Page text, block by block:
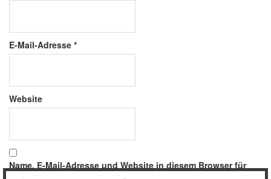
E-Mail-Adresse *
Website
Name, E-Mail-Adresse und Website in diesem Browser für